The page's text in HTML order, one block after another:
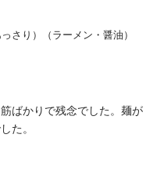
さり）（ラーメン・醤油）
ばかりで残念でした。麺が
た。